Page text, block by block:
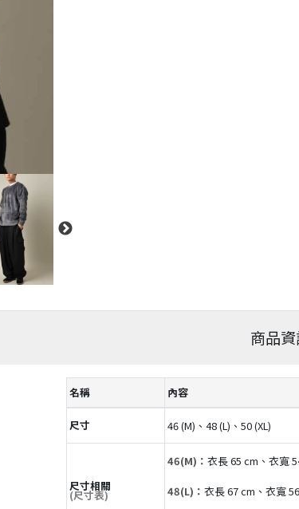
商品
名稱 內容
尺寸 46 (M)、48 (L)、50 (XL)
尺寸相關
(尺寸表)
46(M)：衣長 65 cm、衣寬
48(L)：衣長 67 cm、衣寬